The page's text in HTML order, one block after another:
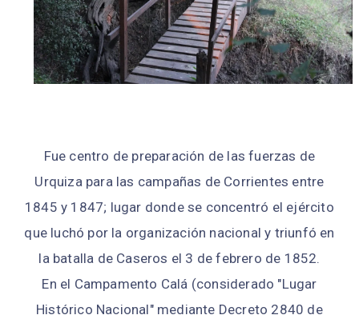
Fue centro de preparación de las fuerzas de
Urquiza para las campañas de Corrientes entre
1845 y 1847; lugar donde se concentró el ejército
que luchó por la organización nacional y triunfó en
la batalla de Caseros el 3 de febrero de 1852.
En el Campamento Calá (considerado "Lugar
Histórico Nacional" mediante Decreto 2840 de